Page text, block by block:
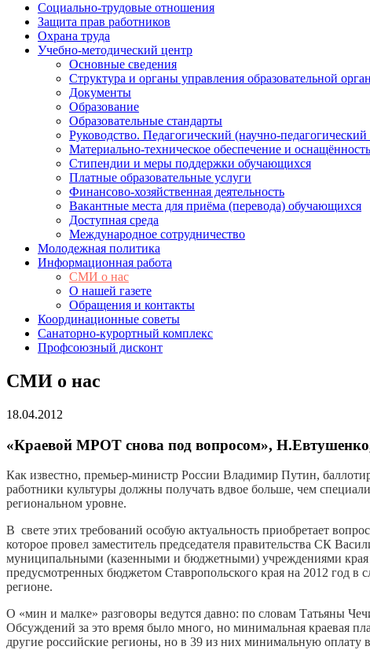
Социально-трудовые отношения
Защита прав работников
Охрана труда
Учебно-методический центр
Основные сведения
Структура и органы управления образовательной
Документы
Образование
Образовательные стандарты
Руководство. Педагогический (научно-педагогический
Материально-техническое обеспечение и
Стипендии и меры поддержки обучающихся
Платные образовательные услуги
Финансово-хозяйственная деятельность
Вакантные места для приёма (перевода) обучающихся
Доступная среда
Международное сотрудничество
Молодежная политика
Информационная работа
СМИ о нас
О нашей газете
Обращения и контакты
Координационные советы
Санаторно-курортный комплекс
Профсоюзный дисконт
СМИ о нас
18.04.2012
«Краевой МРОТ снова под вопросом», Н.Евтушенко,
Как известно, премьер-министр России Владимир Путин,
работники культуры должны получать вдвое больше, чем
региональном уровне.
В свете этих требований особую актуальность приобретает
которое провел заместитель председателя правительства СК
муниципальными (казенными и бюджетными) учреждениями края
предусмотренных бюджетом Ставропольского края на 2012 год
регионе.
О «мин и малке» разговоры ведутся давно: по словам Татьяны
Обсуждений за это время было много, но минимальная краевая
другие российские регионы, но в 39 из них минимальную оплату